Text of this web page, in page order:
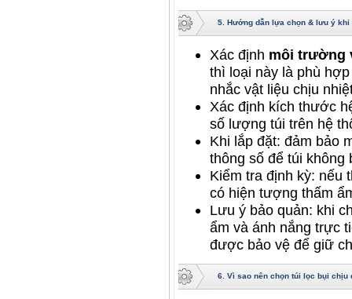
5. Hướng dẫn lựa chọn & lưu ý khi
Xác định môi trường
thì loại này là phù
nhắc vật liệu chịu
Xác định kích thước
số lượng túi trên hệ
Khi lắp đặt: đảm bảo
thông số để túi không
Kiểm tra định kỳ: nếu
có hiện tượng thấm
Lưu ý bảo quản: khi
ẩm và ánh nắng trực
được bảo vệ để giữ
6. Vì sao nên chọn túi lọc bụi